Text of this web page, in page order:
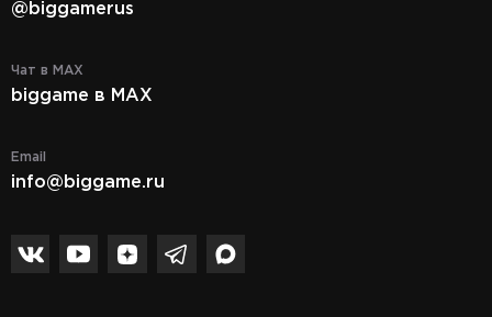
@biggamerus
Чат в MAX
biggame в MAX
Email
info@biggame.ru